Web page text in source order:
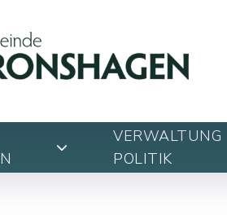
VERWALTUNG
POLITIK